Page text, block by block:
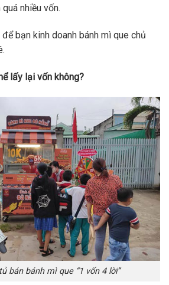
nhiều vốn.
bạn kinh doanh bánh mì que chủ
lấy lại vốn không?
bán bánh mì que “1 vốn 4 lời”